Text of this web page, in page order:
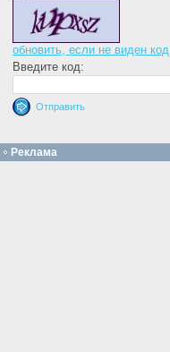
обновить, если не виден код
Введите код:
Реклама